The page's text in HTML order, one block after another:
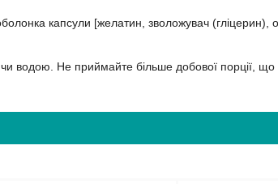
капсули [желатин, зволожувач
водою. Не приймайте більше добової порції, що